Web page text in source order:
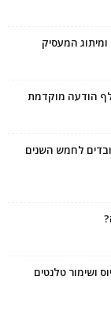
הודעה מוקדמת
לחמש השנים